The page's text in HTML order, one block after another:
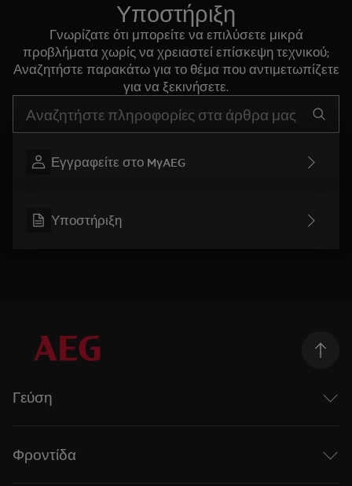
Υποστήριξη
Γνωρίζατε ότι μπορείτε να επιλύσετε μικρά
προβλήματα χωρίς να χρειαστεί επίσκεψη τεχνικού;
Αναζητήστε παρακάτω για το θέμα που αντιμετωπίζετε
για να ξεκινήσετε.
Εγγραφείτε στο MyAEG
Υποστήριξη
Γεύση
Η σειρά Mastery της AEG
Επαγωγικές εστίες
Φροντίδα